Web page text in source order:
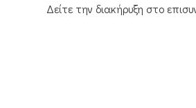
Δείτε την διακήρυξη στο